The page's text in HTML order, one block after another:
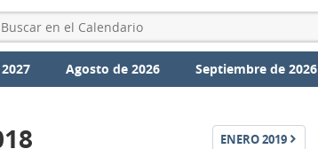
Agosto de 2026 Septiembre de 2026
ENERO2019